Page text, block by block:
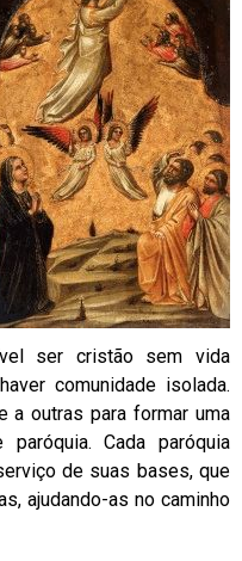
ser cristão sem vida
comunidade isolada.
a outras para formar uma
paróquia. Cada paróquia
de suas bases, que
ajudando-as no caminho